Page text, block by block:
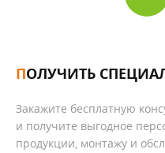
ПОЛУЧИТЬ
Закажите бесплатную
и получите выгодное
продукции, монтажу и